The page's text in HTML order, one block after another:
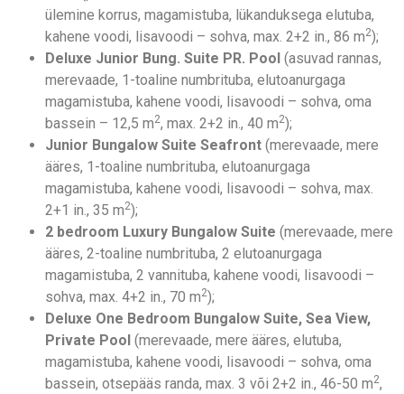
ülemine korrus, magamistuba, lükanduksega elutuba,
kahene voodi, lisavoodi – sohva, max. 2+2 in., 86 m2);
Deluxe Junior Bung. Suite PR. Pool (asuvad rannas,
merevaade, 1-toaline numbrituba, elutoanurgaga
magamistuba, kahene voodi, lisavoodi – sohva, oma
bassein – 12,5 m2, max. 2+2 in., 40 m2);
Junior Bungalow Suite Seafront (merevaade, mere
ääres, 1-toaline numbrituba, elutoanurgaga
magamistuba, kahene voodi, lisavoodi – sohva, max.
2+1 in., 35 m2);
2 bedroom Luxury Bungalow Suite (merevaade, mere
ääres, 2-toaline numbrituba, 2 elutoanurgaga
magamistuba, 2 vannituba, kahene voodi, lisavoodi –
sohva, max. 4+2 in., 70 m2);
Deluxe One Bedroom Bungalow Suite, Sea View,
Private Pool (merevaade, mere ääres, elutuba,
magamistuba, kahene voodi, lisavoodi – sohva, oma
bassein, otsepääs randa, max. 3 või 2+2 in., 46-50 m2,